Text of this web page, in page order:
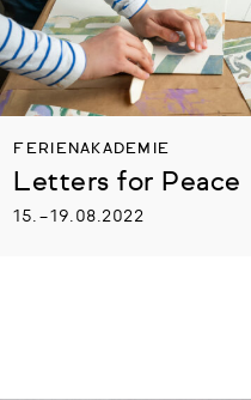
FERIENAKADEMIE
Letters for Peace
15. – 19.08.2022